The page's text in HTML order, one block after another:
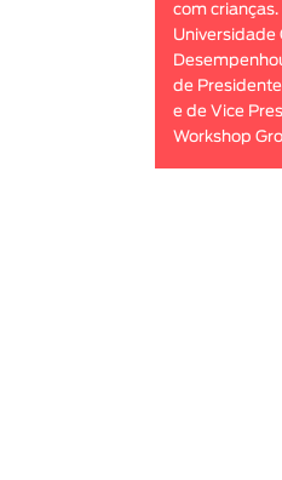
com
Universidade
de
e de Vice
Workshop